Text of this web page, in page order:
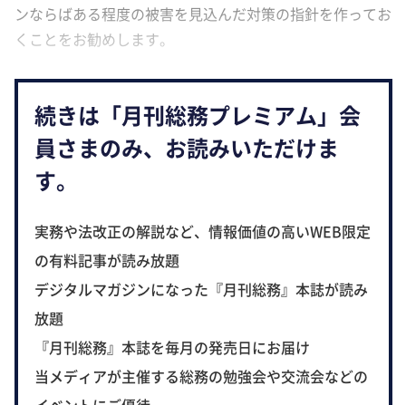
ンならばある程度の被害を見込んだ対策の指針を作ってお
くことをお勧めします。
続きは「月刊総務プレミアム」会
員さまのみ、お読みいただけま
す。
実務や法改正の解説など、情報価値の高いWEB限定
の有料記事が読み放題
デジタルマガジンになった『月刊総務』本誌が読み
放題
『月刊総務』本誌を毎月の発売日にお届け
当メディアが主催する総務の勉強会や交流会などの